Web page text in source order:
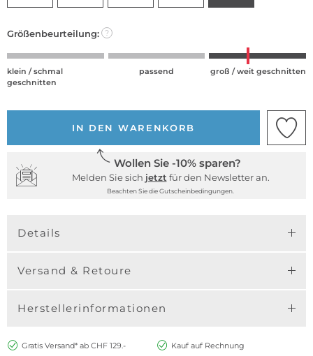
Größenbeurteilung: ?
klein / schmal
geschnitten
passend groß / weit geschnitten
IN DEN WARENKORB
Wollen Sie -10% sparen?
Melden Sie sich jetzt für den Newsletter an.
Beachten Sie die Gutscheinbedingungen.
Details
Versand & Retoure
Herstellerinformationen
Gratis Versand* ab CHF 129.-
Kauf auf Rechnung